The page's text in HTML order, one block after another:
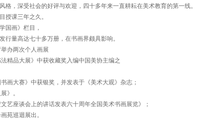
格，深受社会的好评与欢迎，四十多年来一直耕耘在美术教育的第一线。
授课三年之久。
国画》栏目，
量高达七十多万册，在书画界颇具影响。
办两次个人画展
精品大展》中获收藏奖入编中国美协主编之
画大赛》中获银奖，并发表于《美术大观》杂志；
》。
艺座谈会上的讲话发表六十周年全国美术书画展览》；
苑巡迴展出。